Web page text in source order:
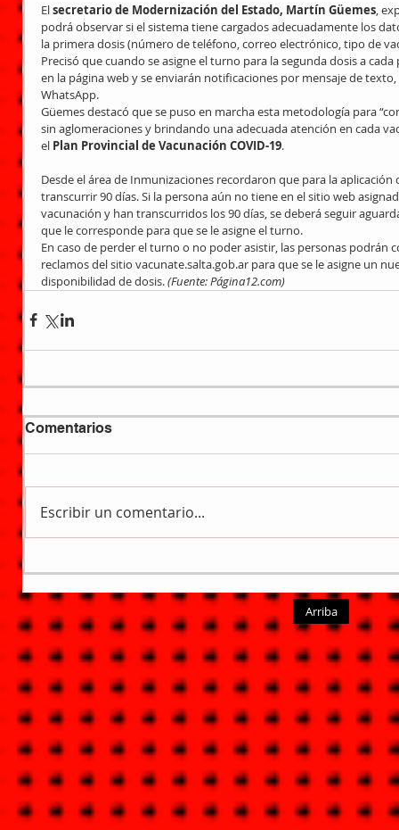
El secretario de Modernización del Estado, Martín Güemes,
podrá observar si el sistema tiene cargados adecuadamente los
la primera dosis (número de teléfono, correo electrónico, tipo de
Precisó que cuando se asigne el turno para la segunda dosis a
en la página web y se enviarán notificaciones por mensaje de
WhatsApp.
Güemes destacó que se puso en marcha esta metodología para
sin aglomeraciones y brindando una adecuada atención en cada
el Plan Provincial de Vacunación COVID-19.
Desde el área de Inmunizaciones recordaron que para la
transcurrir 90 días. Si la persona aún no tiene en el sitio web
vacunación y han transcurridos los 90 días, se deberá seguir
que le corresponde para que se le asigne el turno.
En caso de perder el turno o no poder asistir, las personas podrán
reclamos del sitio vacunate.salta.gob.ar para que se le asigne un
disponibilidad de dosis. (Fuente: Página12.com)
Comentarios
Escribir un comentario...
Arriba